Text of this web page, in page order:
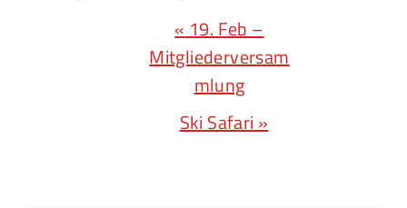
« 19. Feb –
Mitgliederversam
mlung
Ski Safari »